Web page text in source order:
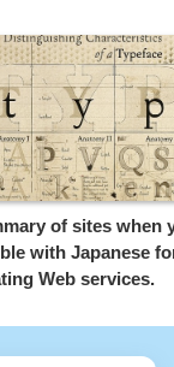
of sites when
with Japanese
Web services.